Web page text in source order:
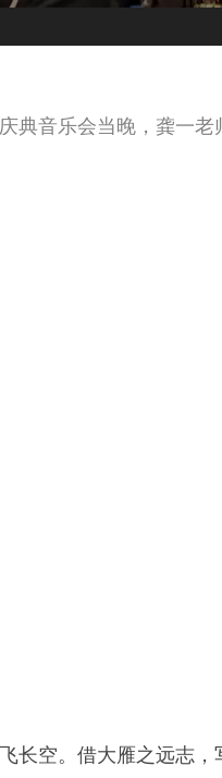
典音乐会当晚，龚一老
长空。借大雁之远志